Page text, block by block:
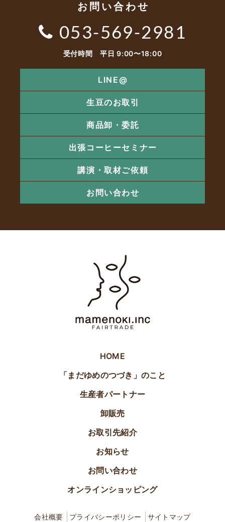
お問い合わせ
053-569-2981
受付時間 平日 9:00〜18:00
LINE@
生豆のお取引
商品卸・委託
出張コーヒーセミナー
講演・取材ご依頼
お問い合わせ
HOME
「まだゆめのつづき」のこと
生産者パートナー
卸販売
お取引先紹介
お知らせ
お問い合わせ
オンラインショッピング
会社概要 プライバシーポリシー サイトマップ